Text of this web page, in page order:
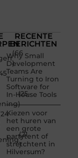
(66
)
(25
)
(21
)
RECENTE
BERICHTEN
Why Small
Development
Teams Are
Turning to Iron
Software for
In-House Tools
Kiezen voor
het huren van
een grote
partytent of
stretchtent in
Hilversum?